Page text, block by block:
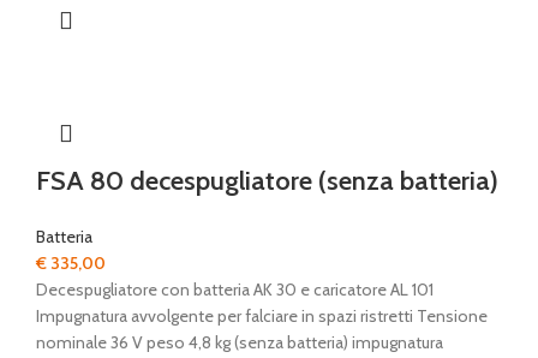
FSA 80 decespugliatore (senza batteria)
Batteria
€ 335,00
Decespugliatore con batteria AK 30 e caricatore AL 101
Impugnatura avvolgente per falciare in spazi ristretti Tensione
nominale 36 V peso 4,8 kg (senza batteria) impugnatura